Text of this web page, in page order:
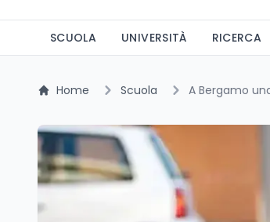
SCUOLA UNIVERSITÀ RICERCA
Home Scuola